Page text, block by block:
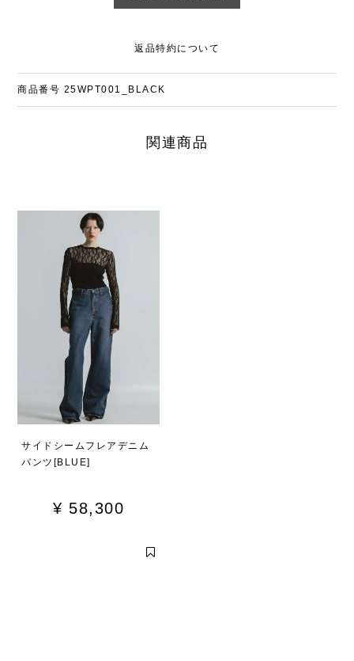
返品特約について
商品番号 25WPT001_BLACK
関連商品
サイドシームフレアデニム
パンツ[BLUE]
¥ 58,300